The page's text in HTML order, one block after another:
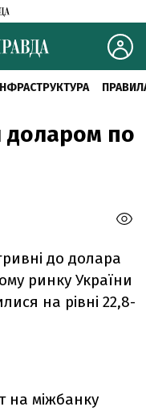
доларом по
до долара
ринку України
на рівні 22,8-
на міжбанку